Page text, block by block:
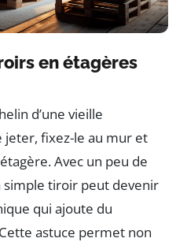
en étagères
d’une vieille
jeter, fixez-le au mur et
Avec un peu de
tiroir peut devenir
qui ajoute du
astuce permet non